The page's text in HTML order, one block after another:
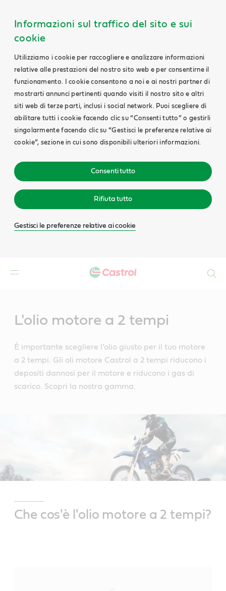
Informazioni sul traffico del sito e sui
cookie
Utilizziamo i cookie per raccogliere e analizzare informazioni
relative alle prestazioni del nostro sito web e per consentirne il
funzionamento. I cookie consentono a noi e ai nostri partner di
mostrarti annunci pertinenti quando visiti il nostro sito e altri
siti web di terze parti, inclusi i social network. Puoi scegliere di
abilitare tutti i cookie facendo clic su “Consenti tutto” o gestirli
singolarmente facendo clic su “Gestisci le preferenze relative ai
cookie”, sezione in cui sono disponibili ulteriori informazioni.
Consenti tutto
Rifiuta tutto
Gestisci le preferenze relative ai cookie
L'olio motore a 2 tempi
È importante scegliere l’olio giusto per il tuo motore
a 2 tempi. Gli oli motore Castrol a 2 tempi riducono i
depositi dannosi per il motore e riducono i gas di
scarico. Scopri la nostra gamma.
Che cos'è l'olio motore a 2 tempi?